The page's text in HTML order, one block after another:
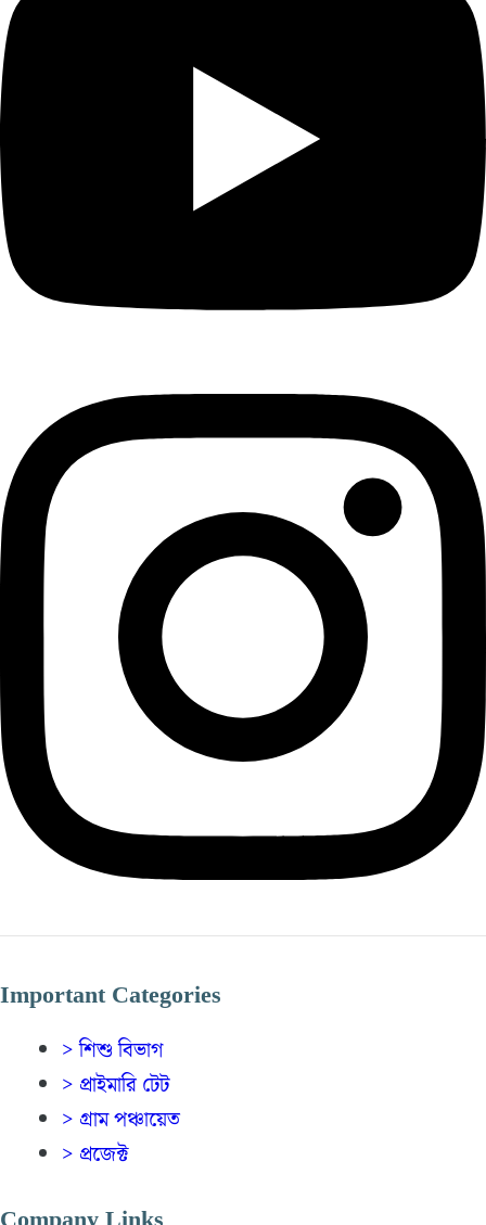
Important Categories
> শিশু বিভাগ
> প্রাইমারি টেট
> গ্রাম পঞ্চায়েত
> প্রজেক্ট